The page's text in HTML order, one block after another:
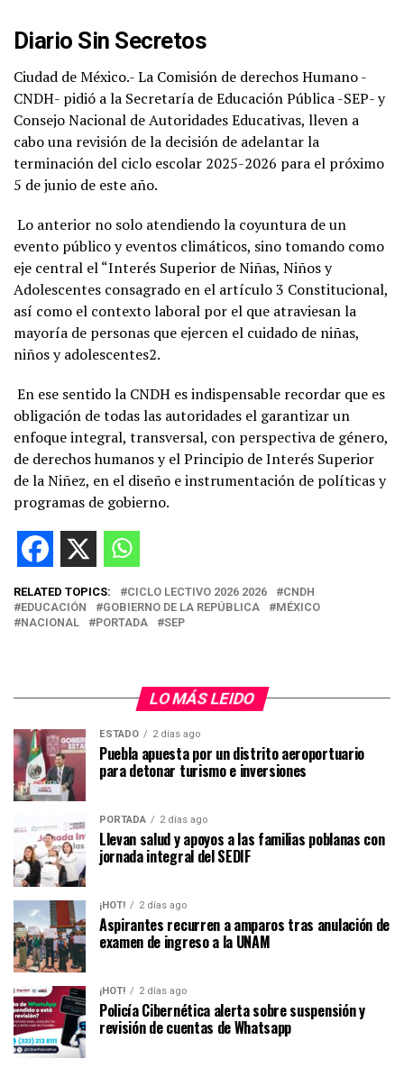
Diario Sin Secretos
Ciudad de México.- La Comisión de derechos Humano -
CNDH- pidió a la Secretaría de Educación Pública -SEP- y
Consejo Nacional de Autoridades Educativas, lleven a
cabo una revisión de la decisión de adelantar la
terminación del ciclo escolar 2025-2026 para el próximo
5 de junio de este año.
Lo anterior no solo atendiendo la coyuntura de un
evento público y eventos climáticos, sino tomando como
eje central el “Interés Superior de Niñas, Niños y
Adolescentes consagrado en el artículo 3 Constitucional,
así como el contexto laboral por el que atraviesan la
mayoría de personas que ejercen el cuidado de niñas,
niños y adolescentes2.
En ese sentido la CNDH es indispensable recordar que es
obligación de todas las autoridades el garantizar un
enfoque integral, transversal, con perspectiva de género,
de derechos humanos y el Principio de Interés Superior
de la Niñez, en el diseño e instrumentación de políticas y
programas de gobierno.
RELATED TOPICS: CICLO LECTIVO 2026 2026
CNDH
EDUCACIÓN
GOBIERNO DE LA REPÚBLICA
MÉXICO
NACIONAL
PORTADA SEP
LO MÁS LEIDO
ESTADO 2 días ago
Puebla apuesta por un distrito aeroportuario
para detonar turismo e inversiones
PORTADA 2 días ago
Llevan salud y apoyos a las familias poblanas con
jornada integral del SEDIF
¡HOT! 2 días ago
Aspirantes recurren a amparos tras anulación de
examen de ingreso a la UNAM
¡HOT! 2 días ago
Policía Cibernética alerta sobre suspensión y
revisión de cuentas de Whatsapp